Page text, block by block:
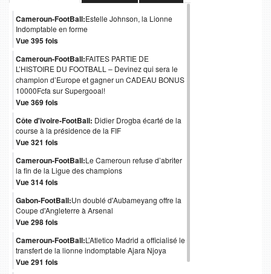
Cameroun-FootBall:Estelle Johnson, la Lionne
Indomptable en forme
Vue 395 fois
Cameroun-FootBall:FAITES PARTIE DE
L’HISTOIRE DU FOOTBALL – Devinez qui sera le
champion d’Europe et gagner un CADEAU BONUS
10000Fcfa sur Supergooal!
Vue 369 fois
Côte d'ivoire-FootBall: Didier Drogba écarté de la
course à la présidence de la FIF
Vue 321 fois
Cameroun-FootBall:Le Cameroun refuse d’abriter
la fin de la Ligue des champions
Vue 314 fois
Gabon-FootBall:Un doublé d'Aubameyang offre la
Coupe d'Angleterre à Arsenal
Vue 298 fois
Cameroun-FootBall:L’Atletico Madrid a officialisé le
transfert de la lionne indomptable Ajara Njoya
Vue 291 fois